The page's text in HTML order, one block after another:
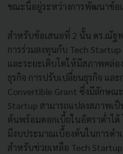
ขณะนี้อยู่ระหว่างการพัฒนาข้
สำหรับข้อเสนอที่ 2 นั้น ดร.ณัฐพ
การร่วมลงทุนกับ Tech
และระยะเติบโตให้มีสภาพคล่อ
ธุรกิจ การปรับเปลี่ยนธุรกิจ แล
Convertible Grant ซึ่งมีลักษณ
Startup สามารถแปลงสภาพเ
ต้นพร้อมดอกเบี้ยในอัตราต่ำไ
มีงบประมาณเบื้องต้นในการดำ
สำหรับช่วยเหลือ Tech